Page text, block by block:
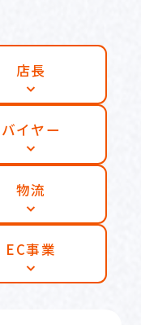
店長
バイヤー
物流
EC事業